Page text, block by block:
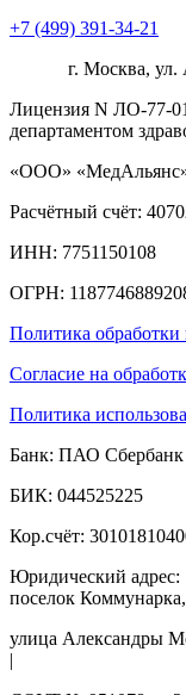
+7 (499) 391-34-21
г. Москва,
Лицензия N ЛО-77-
департаментом
«ООО»
Расчётный счёт:
ИНН: 7751150108
ОГРН:
Политика
Согласие на
Политика
Банк: ПАО Сбербанк
БИК: 044525225
Кор.счёт:
Юридический адрес:
поселок Коммунарка,
улица Александры
|